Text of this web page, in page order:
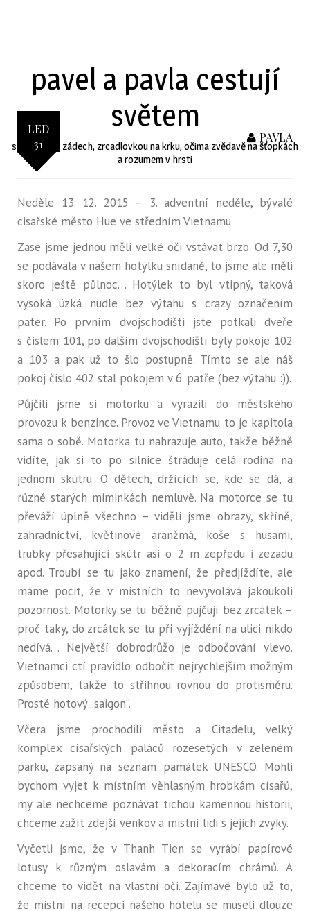
pavel a pavla cestují
světem
s batohy na zádech, zrcadlovkou na krku, očima zvědavě na šťopkách
a rozumem v hrsti
LED
31
PAVLA
Neděle 13. 12. 2015 – 3. adventní neděle, bývalé
cisařské město Hue ve středním Vietnamu
Zase jsme jednou měli velké oči vstávat brzo. Od 7,30
se podávala v našem hotýlku snídaně, to jsme ale měli
skoro ještě půlnoc… Hotýlek to byl vtipný, taková
vysoká úzká nudle bez výtahu s crazy označením
pater. Po prvním dvojschodišti jste potkali dveře
s čislem 101, po dalším dvojschodišti byly pokoje 102
a 103 a pak už to šlo postupně. Tímto se ale náš
pokoj čislo 402 stal pokojem v 6. patře (bez výtahu :)).
Půjčili jsme si motorku a vyrazili do městského
provozu k benzince. Provoz ve Vietnamu to je kapitola
sama o sobě. Motorka tu nahrazuje auto, takže běžně
vidíte, jak si to po silnice štráduje celá rodina na
jednom skútru. O dětech, držících se, kde se dá, a
různě starých miminkách nemluvě. Na motorce se tu
převáží úplně všechno – viděli jsme obrazy, skříně,
zahradnictví, květinové aranžmá, koše s husami,
trubky přesahující skútr asi o 2 m zepředu i zezadu
apod. Troubí se tu jako znamení, že předjíždíte, ale
máme pocit, že v mistních to nevyvolává jakoukoli
pozornost. Motorky se tu běžně pujčují bez zrcátek –
proč taky, do zrcátek se tu při vyjíždění na ulici nikdo
nedívá… Největší dobrodrůžo je odbočování vlevo.
Vietnamci ctí pravidlo odbočit nejrychlejším možným
způsobem, takže to střihnou rovnou do protisměru.
Prostě hotový „saigon“.
Včera jsme prochodili město a Citadelu, velký
komplex císařských paláců rozesetých v zeleném
parku, zapsaný na seznam památek UNESCO. Mohli
bychom vyjet k místním věhlasným hrobkám císařů,
my ale nechceme poznávat tichou kamennou historii,
chceme zažít zdejší venkov a mistní lidi s jejich zvyky.
Vyčetli jsme, že v Thanh Tien se vyrábí papírové
lotusy k různým oslavám a dekoracím chrámů. A
chceme to vidět na vlastní oči. Zajímavé bylo už to,
že mistní na recepci našeho hotelu se museli dlouze